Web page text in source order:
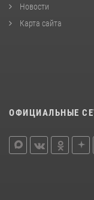
Новости
Карта сайта
ОФИЦИАЛЬНЫЕ